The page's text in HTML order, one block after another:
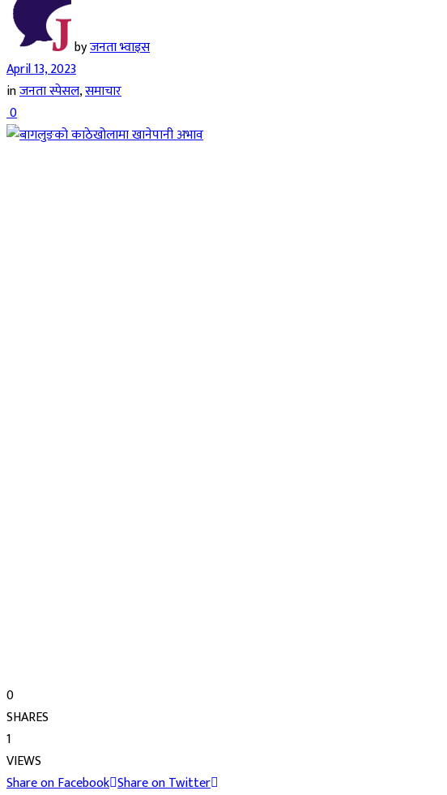
byजनता भ्वाइस
April 13, 2023
inजनता स्पेसल,समाचार
0
0
SHARES
1
VIEWS
Share on Facebook Share on Twitter